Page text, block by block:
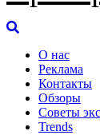
О нас
Реклама
Контакты
Обзоры
Советы
Trends